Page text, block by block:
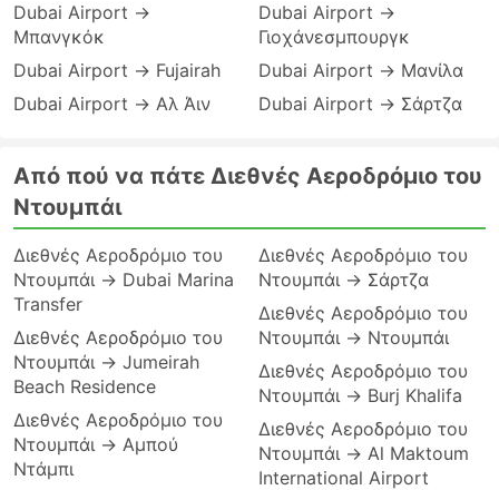
Dubai Airport →
Μπανγκόκ
Dubai Airport → Fujairah
Dubai Airport → Αλ Άιν
Dubai Airport →
Γιοχάνεσμπουργκ
Dubai Airport → Μανίλα
Dubai Airport → Σάρτζα
Από πού να πάτε Διεθνές Αεροδρόμιο του
Ντουμπάι
Διεθνές Αεροδρόμιο του
Ντουμπάι → Dubai Marina
Transfer
Διεθνές Αεροδρόμιο του
Ντουμπάι → Jumeirah
Beach Residence
Διεθνές Αεροδρόμιο του
Ντουμπάι → Αμπού
Ντάμπι
Διεθνές Αεροδρόμιο του
Ντουμπάι → Σάρτζα
Διεθνές Αεροδρόμιο του
Ντουμπάι → Ντουμπάι
Διεθνές Αεροδρόμιο του
Ντουμπάι → Burj Khalifa
Διεθνές Αεροδρόμιο του
Ντουμπάι → Al Maktoum
International Airport